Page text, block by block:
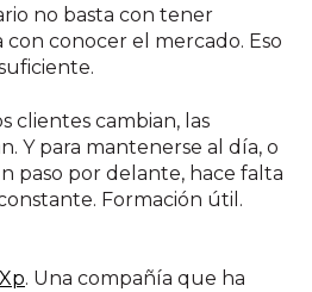
no basta con tener
con conocer el mercado. Eso
clientes cambian, las
Y para mantenerse al día, o
paso por delante, hace falta
Formación útil.
. Una compañía que ha